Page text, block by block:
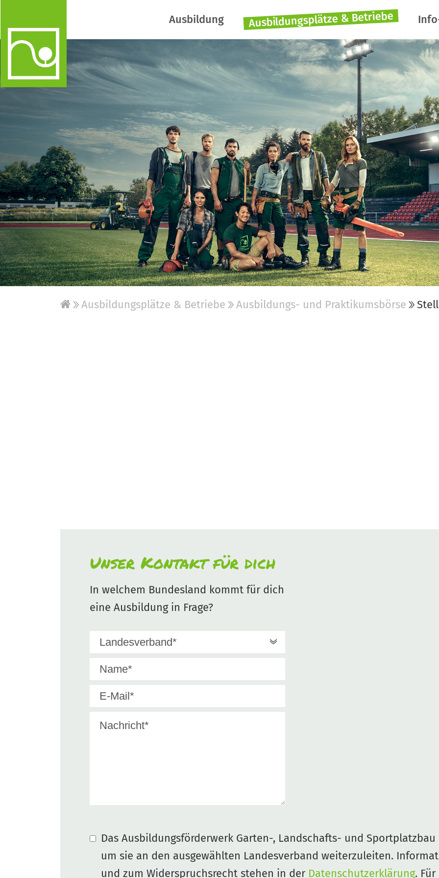
Ausbildung Ausbildungsplätze & Betriebe
Ausbildungsplätze & Betriebe Ausbildungs- und Praktikumsbörse
Unser Kontakt für dich
In welchem Bundesland kommt für dich
eine Ausbildung in Frage?
Das Ausbildungsförderwerk Garten-, Landschafts- und
um sie an den ausgewählten Landesverband weiterzuleiten.
und zum Widerspruchsrecht stehen in der Datenschutzerklärung.